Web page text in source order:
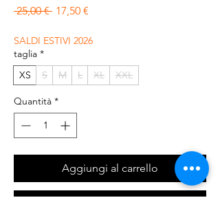
25,00 € Prezzo regolare
17,50 €
SALDI ESTIVI 2026
taglia *
XS
S M L XL XXL
Quantità *
Aggiungi al carrello